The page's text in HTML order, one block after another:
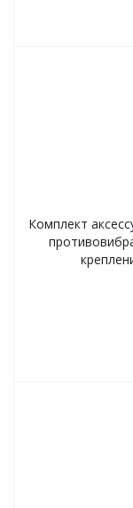
Комплект